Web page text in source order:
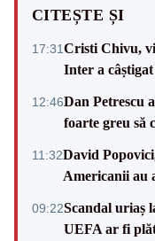
CITEȘTE ȘI
17:31Cristi Chivu,
Inter a
12:46Dan Petrescu
foarte greu să
11:32David
Americanii au
09:22Scandal uriaș
UEFA ar fi